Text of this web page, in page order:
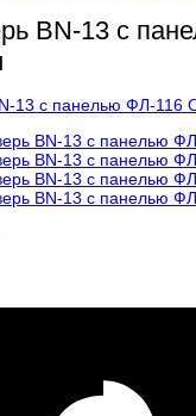
и установка
BN-13 с